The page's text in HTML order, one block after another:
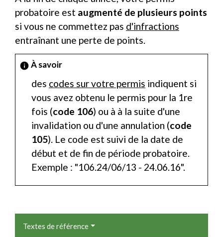
probatoire est augmenté de plusieurs points
si vous ne commettez pas d'infractions
entraînant une perte de points.
info À savoir
des codes sur votre permis indiquent si
vous avez obtenu le permis pour la 1re
fois (code 106) ou à à la suite d'une
invalidation ou d'une annulation (code
105). Le code est suivi de la date de
début et de fin de période probatoire.
Exemple : "106.24/06/13 - 24.06.16".
Textes de référence